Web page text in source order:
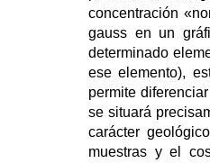
concentración
gauss en un
determinado
ese elemento),
permite
se situará
carácter
muestras y el